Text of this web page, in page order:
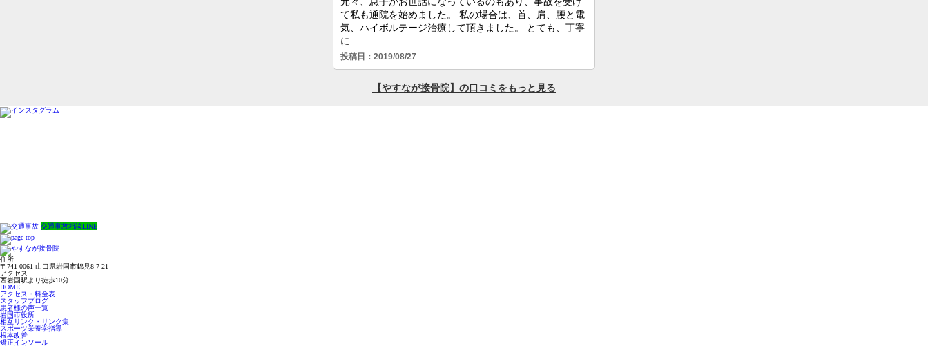
交通事故相談LINE
住所
〒741-0061 山口県岩国市錦見8-7-21
アクセス
西岩国駅より徒歩10分
HOME
アクセス・料金表
スタッフブログ
患者様の声一覧
岩国市役所
相互リンク・リンク集
スポーツ栄養学指導
根本改善
矯正インソール